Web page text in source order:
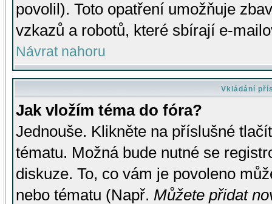
povolil). Toto opatření umožňuje
vzkazů a robotů, které sbírají e-
Návrat nahoru
Vkládání
Jak vložím téma do fóra?
Jednouše. Klikněte na příslušné
tématu. Možná bude nutné se
diskuze. To, co vám je povoleno
nebo tématu (Např. Můžete přidat